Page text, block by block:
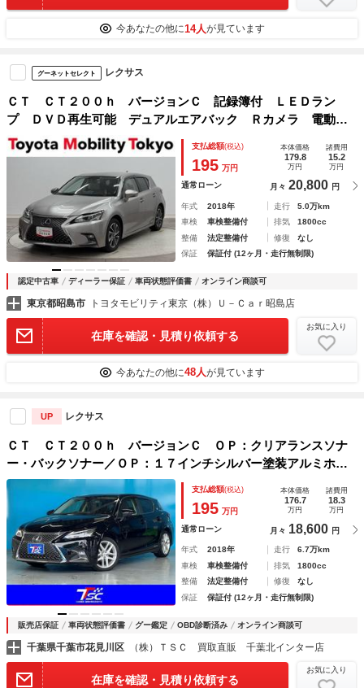
今あなたの他に14人が見ています
グーネットセレクト レクサス
ＣＴ ＣＴ２００ｈ バージョンＣ 記録簿付 ＬＥＤラン
プ ＤＶＤ再生可能 デュアルエアバック Ｒカメラ 電動パ
ワーシート キーフリー パワーステアリング アイスト Ｔ
Ｖナビ オートエアコン オートクルーズ ＥＳＣ 盗難防止
装置 アルミ
支払総額(税込)
195 万円
本体価格
179.8
万円
諸費用
15.2
万円
通常ローン 月々 20,800 円
年式 2018年 走行
5.0万km
車検
車検整備付 排気
1800cc
整備
法定整備付 修復
なし
保証
保証付 (12ヶ月・走行無制限)
認定中古車 ディーラー保証 車両状態評価書 オンライン商談可
東京都昭島市 トヨタモビリティ東京（株）Ｕ－Ｃａｒ昭島店
在庫を確認・見積り依頼する
お気に入り
今あなたの他に48人が見ています
UP レクサス
ＣＴ ＣＴ２００ｈ バージョンＣ ＯＰ：クリアランスソナ
ー・バックソナー／ＯＰ：１７インチシルバー塗装アルミホイ
ール／Ｌ－ｔｅｘ・ファブリックコンビシートセット／Ｂｌｕ
ｅｔｏｏｔｈオーディオ／禁煙車／シートヒーター／ドライブ
レコーダー
支払総額(税込)
195 万円
本体価格
176.7
万円
諸費用
18.3
万円
通常ローン 月々 18,600 円
年式 2018年 走行
6.7万km
車検
車検整備付 排気
1800cc
整備
法定整備付 修復
なし
保証
保証付 (12ヶ月・走行無制限)
販売店保証 車両状態評価書 グー鑑定 OBD診断済み オンライン商談可
千葉県千葉市花見川区 （株）ＴＳＣ 買取直販 千葉北インター店
在庫を確認・見積り依頼する
お気に入り